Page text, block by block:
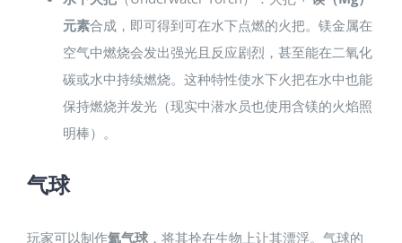
元素合成，即可得到可在水下点燃的火把。镁金属在
空气中燃烧会发出强光且反应剧烈，甚至能在二氧化
碳或水中持续燃烧。这种特性使水下火把在水中也能
保持燃烧并发光（现实中潜水员也使用含镁的火焰照
明棒）。
气球
玩家可以制作氦气球，将其拴在生物上让其漂浮。气球的